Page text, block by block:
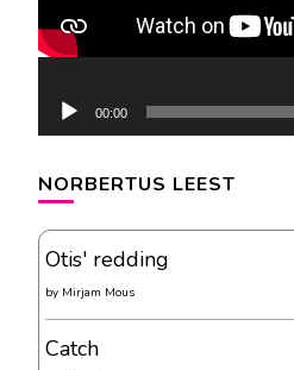
00:00
NORBERTUS LEEST
Otis' redding
by Mirjam Mous
Catch